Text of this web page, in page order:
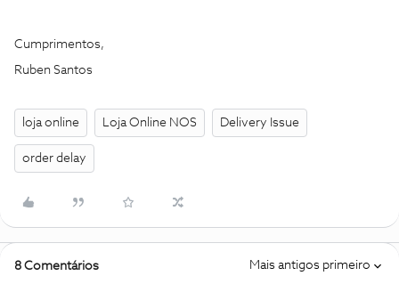
Cumprimentos,
Ruben Santos
loja online Loja Online NOS Delivery Issue
order delay
8 Comentários Mais antigos primeiro